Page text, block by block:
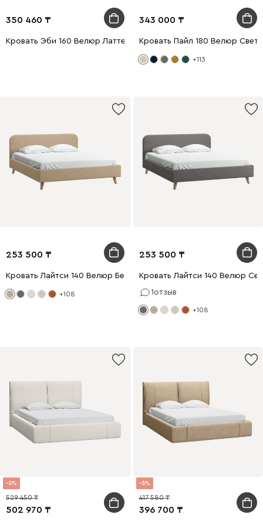
350 460
Кровать Эби 160 Велюр Латте
343 000
Кровать Пайл 180 Велюр
+113
253 500
Кровать Лайтси 140 Велюр Бежевый
+108
253 500
Кровать Лайтси 140 Велюр
1отзыв
+108
5
502 970
529 450
5
396 700
417 580